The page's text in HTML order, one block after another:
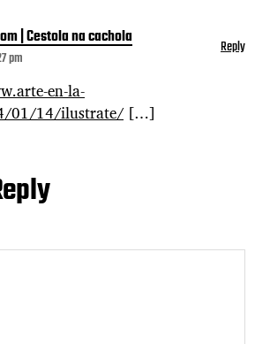
| Cestola na cachola
pm
en-la-
01/14/ilustrate/[…]
Reply